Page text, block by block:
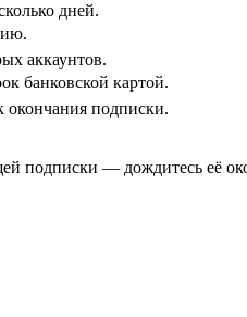
дней.
аккаунтов.
банковской картой.
окончания подписки.
подписки — дождитесь её